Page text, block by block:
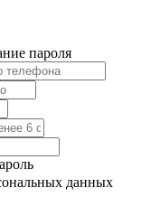
пароля
данных